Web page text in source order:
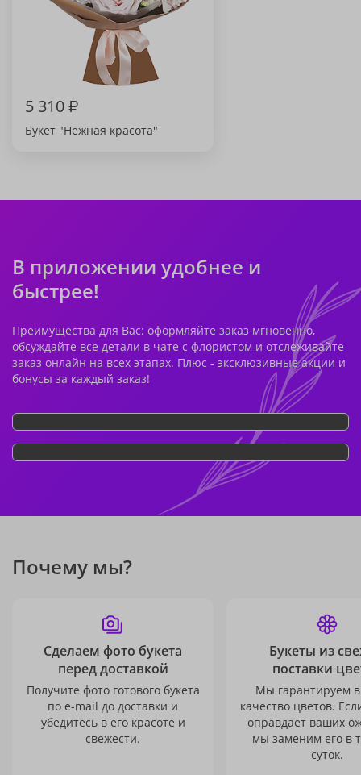
5 310₽
Букет "Нежная красота"
В приложении удобнее и
быстрее!
Преимущества для Вас: оформляйте заказ мгновенно,
обсуждайте все детали в чате с флористом и отслеживайте
заказ онлайн на всех этапах. Плюс - эксклюзивные акции и
бонусы за каждый заказ!
Почему мы?
Сделаем фото букета
перед доставкой
Получите фото готового букета
по e-mail до доставки и
убедитесь в его красоте и
свежести.
Букеты из
поставки
Мы гарантируем
качество цветов.
оправдает ваших
мы заменим его в
суток.